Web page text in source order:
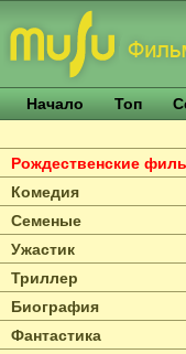
Начало Топ
Рождественские
Комедия
Семеные
Ужастик
Триллер
Биография
Фантастика